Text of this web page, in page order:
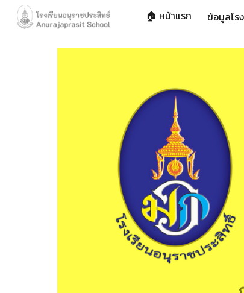
🏠 หน้าแรก ข้อมูลโร